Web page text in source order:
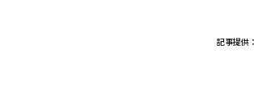
記事提供：